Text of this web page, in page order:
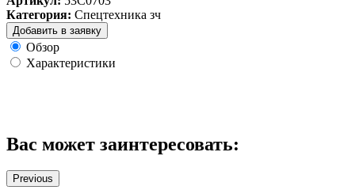
Категория: Спецтехника зч
Добавить в заявку
Обзор
Характеристики
Вас может заинтересовать:
Previous